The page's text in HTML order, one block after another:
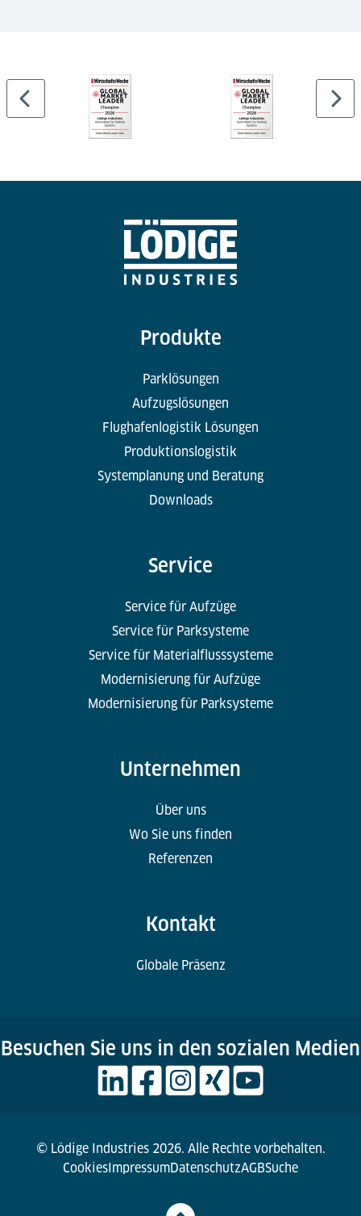
Produkte
Parklösungen
Aufzugslösungen
Flughafenlogistik Lösungen
Produktionslogistik
Systemplanung und Beratung
Downloads
Service
Service für Aufzüge
Service für Parksysteme
Service für Materialflusssysteme
Modernisierung für Aufzüge
Modernisierung für Parksysteme
Unternehmen
Über uns
Wo Sie uns finden
Referenzen
Kontakt
Globale Präsenz
Besuchen Sie uns in den sozialen Medien
© Lödige Industries 2026. Alle Rechte vorbehalten.
Cookies ImpressumDatenschutzAGBSuche